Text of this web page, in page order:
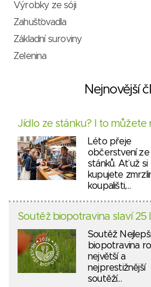
Výrobky ze sóji
Zahušťovadla
Základní suroviny
Zelenina
Nejnovější
Jídlo ze stánku? I to můžete
Léto přeje
občerstvení ze
stánků. Ať už si
kupujete
koupališti,…
Soutěž biopotravina slaví 25
Soutěž Nejlepší
biopotravina
největší a
nejprestižnější
soutěží…